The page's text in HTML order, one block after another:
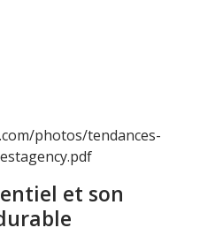
photos/tendances-
et son